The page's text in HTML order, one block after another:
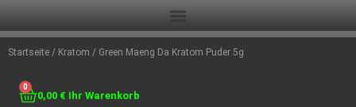
Startseite / Kratom / Green Maeng Da Kratom Puder 5g
0,00 €
0